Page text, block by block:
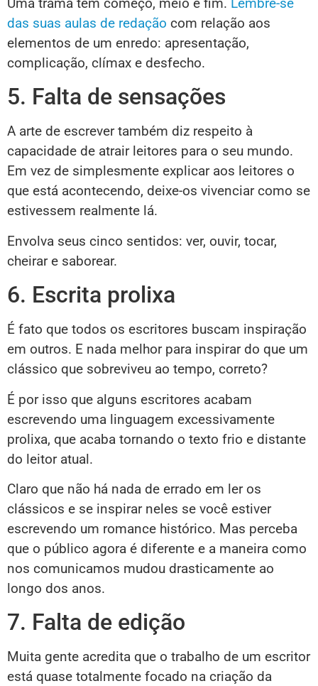
das suas aulas de redação com relação aos
elementos de um enredo: apresentação,
complicação, clímax e desfecho.
5. Falta de sensações
A arte de escrever também diz respeito à
capacidade de atrair leitores para o seu mundo.
Em vez de simplesmente explicar aos leitores o
que está acontecendo, deixe-os vivenciar como se
estivessem realmente lá.
Envolva seus cinco sentidos: ver, ouvir, tocar,
cheirar e saborear.
6. Escrita prolixa
É fato que todos os escritores buscam inspiração
em outros. E nada melhor para inspirar do que um
clássico que sobreviveu ao tempo, correto?
É por isso que alguns escritores acabam
escrevendo uma linguagem excessivamente
prolixa, que acaba tornando o texto frio e distante
do leitor atual.
Claro que não há nada de errado em ler os
clássicos e se inspirar neles se você estiver
escrevendo um romance histórico. Mas perceba
que o público agora é diferente e a maneira como
nos comunicamos mudou drasticamente ao
longo dos anos.
7. Falta de edição
Muita gente acredita que o trabalho de um escritor
está quase totalmente focado na criação da